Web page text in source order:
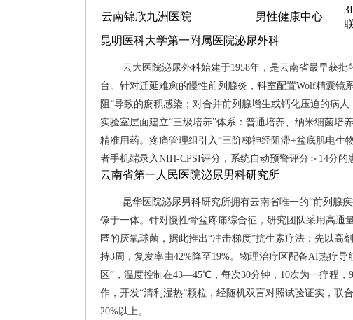
云南锦欣九洲医院
男性健康中心
昆明医科大学第一附属医院泌尿外科
云大医院泌尿外科始建于1958年，是云南省最早获
台。针对迁延难愈的慢性前列腺炎，科室配置Wolf精囊镜
阻”导致的瘀积感染；对合并前列腺增生或钙化压迫的病
实验室层面建立“三级培养”体系：普通培养、纳米细菌培
精准用药。疼痛管理组引入“三阶梯神经阻滞+盆底肌电生
者手机端录入NIH-CPSI评分，系统自动预警评分＞14分的
云南省第一人民医院泌尿男科研究所
昆华医院泌尿男科研究所拥有云南省唯一的“前列腺
像于一体。针对慢性骨盆疼痛综合征，研究团队采用高通
匿的厌氧球菌，据此推出“冲击梯度”抗生素疗法：先以
持3周，复发率由42%降至19%。物理治疗区配备AI热疗
区”，温度控制在43—45℃，每次30分钟，10次为一疗程
作，开发“清利湿热”颗粒，经随机双盲对照试验证实，联
20%以上。